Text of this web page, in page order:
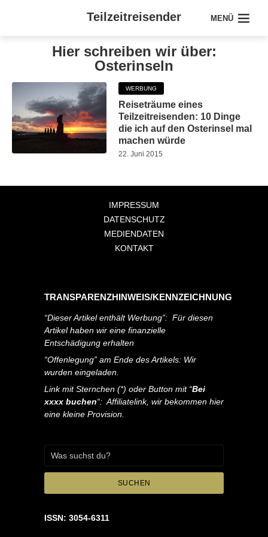
Teilzeitreisender MENÜ
Hier schreiben wir über:
Osterinseln
WERBUNG
Reiseträume eines
Teilzeitreisenden: 10 Dinge
die ich auf den Osterinsel mal
machen würde
22. Juni 2015
IMPRESSUM
DATENSCHUTZ
MEDIENDATEN
KONTAKT
TRANSPARENZHINWEIS/KENNZEICHNUNG
“Dieser Artikel enthält Werbung”: Für diesen
Artikel haben wir eine finanzielle
Entschädigung erhalten
“Offenlegung” am Ende des Artikels: Wir
wurden eingeladen.
Link mit Sternchen (*) oder Button mit “Bei
xxxx buchen“: Affiliatelink, wir bekommen hier
eine kleine Provision.
SUCHEN
ISSN: 3054-6311